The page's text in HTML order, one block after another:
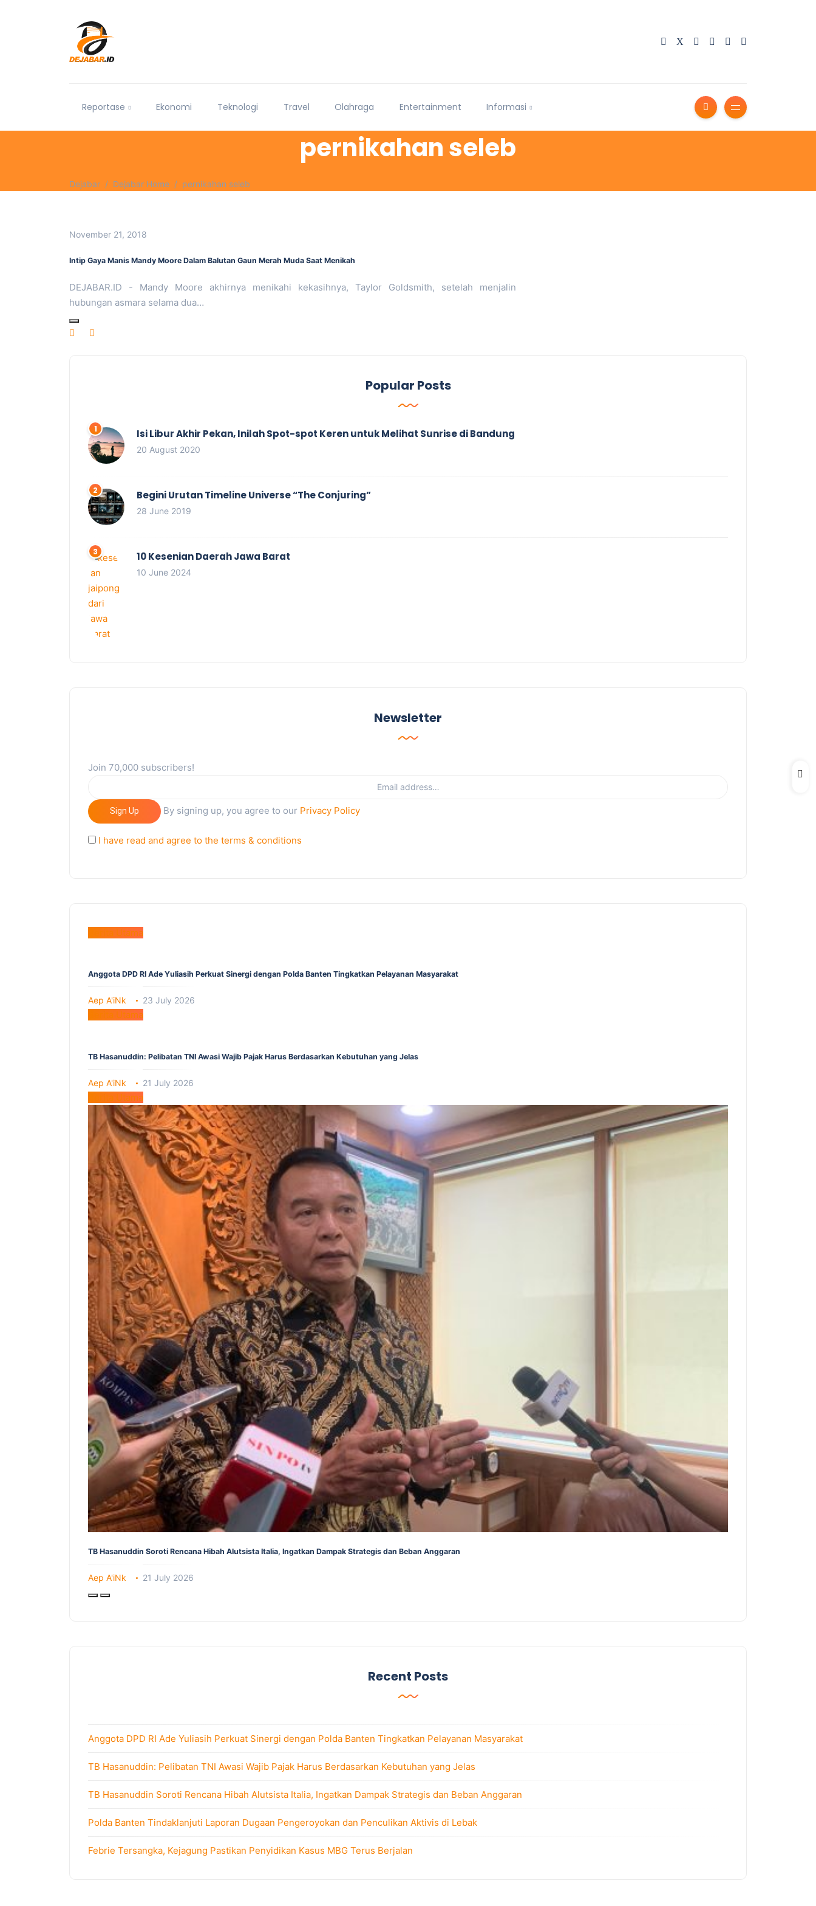
Reportase Ekonomi Teknologi Travel Olahraga Entertainment Informasi
pernikahan seleb
Dejabar Dejabar Home pernikahan seleb
November 21, 2018
Intip Gaya Manis Mandy Moore Dalam Balutan Gaun Merah Muda Saat Menikah
DEJABAR.ID - Mandy Moore akhirnya menikahi kekasihnya, Taylor Goldsmith, setelah menjalin
hubungan asmara selama dua…
Popular Posts
Isi Libur Akhir Pekan, Inilah Spot-spot Keren untuk Melihat Sunrise di Bandung
20 August 2020
Begini Urutan Timeline Universe “The Conjuring”
28 June 2019
10 Kesenian Daerah Jawa Barat
10 June 2024
Newsletter
Join 70,000 subscribers!
Sign Up By signing up, you agree to our Privacy Policy
I have read and agree to the terms & conditions
Berita Utama
Anggota DPD RI Ade Yuliasih Perkuat Sinergi dengan Polda Banten Tingkatkan Pelayanan Masyarakat
Aep A'iNk 23 July 2026
Berita Utama
TB Hasanuddin: Pelibatan TNI Awasi Wajib Pajak Harus Berdasarkan Kebutuhan yang Jelas
Aep A'iNk 21 July 2026
Berita Utama
TB Hasanuddin Soroti Rencana Hibah Alutsista Italia, Ingatkan Dampak Strategis dan Beban Anggaran
Aep A'iNk 21 July 2026
Recent Posts
Anggota DPD RI Ade Yuliasih Perkuat Sinergi dengan Polda Banten Tingkatkan Pelayanan Masyarakat
TB Hasanuddin: Pelibatan TNI Awasi Wajib Pajak Harus Berdasarkan Kebutuhan yang Jelas
TB Hasanuddin Soroti Rencana Hibah Alutsista Italia, Ingatkan Dampak Strategis dan Beban Anggaran
Polda Banten Tindaklanjuti Laporan Dugaan Pengeroyokan dan Penculikan Aktivis di Lebak
Febrie Tersangka, Kejagung Pastikan Penyidikan Kasus MBG Terus Berjalan